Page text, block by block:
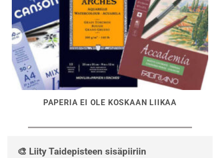
PAPERIA EI OLE KOSKAAN LIIKAA
🎨 Liity Taidepisteen sisäpiiriin